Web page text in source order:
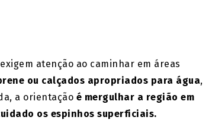
atenção ao caminhar em áreas
ou calçados apropriados para água,
a orientação é mergulhar a região em
os espinhos superficiais.